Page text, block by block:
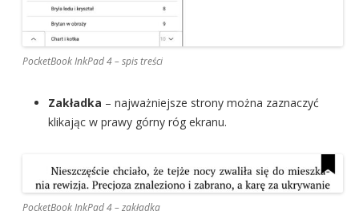
PocketBook InkPad 4 – spis treści
Zakładka – najważniejsze strony można zaznaczyć
klikając w prawy górny róg ekranu.
PocketBook InkPad 4 – zakładka